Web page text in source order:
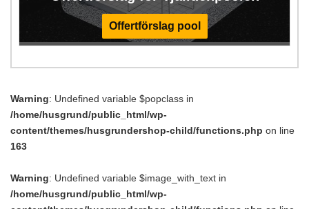
Offertförslag pool
Warning: Undefined variable $popclass in
/home/husgrund/public_html/wp-
content/themes/husgrundershop-child/functions.php on line
163
Warning: Undefined variable $image_with_text in
/home/husgrund/public_html/wp-